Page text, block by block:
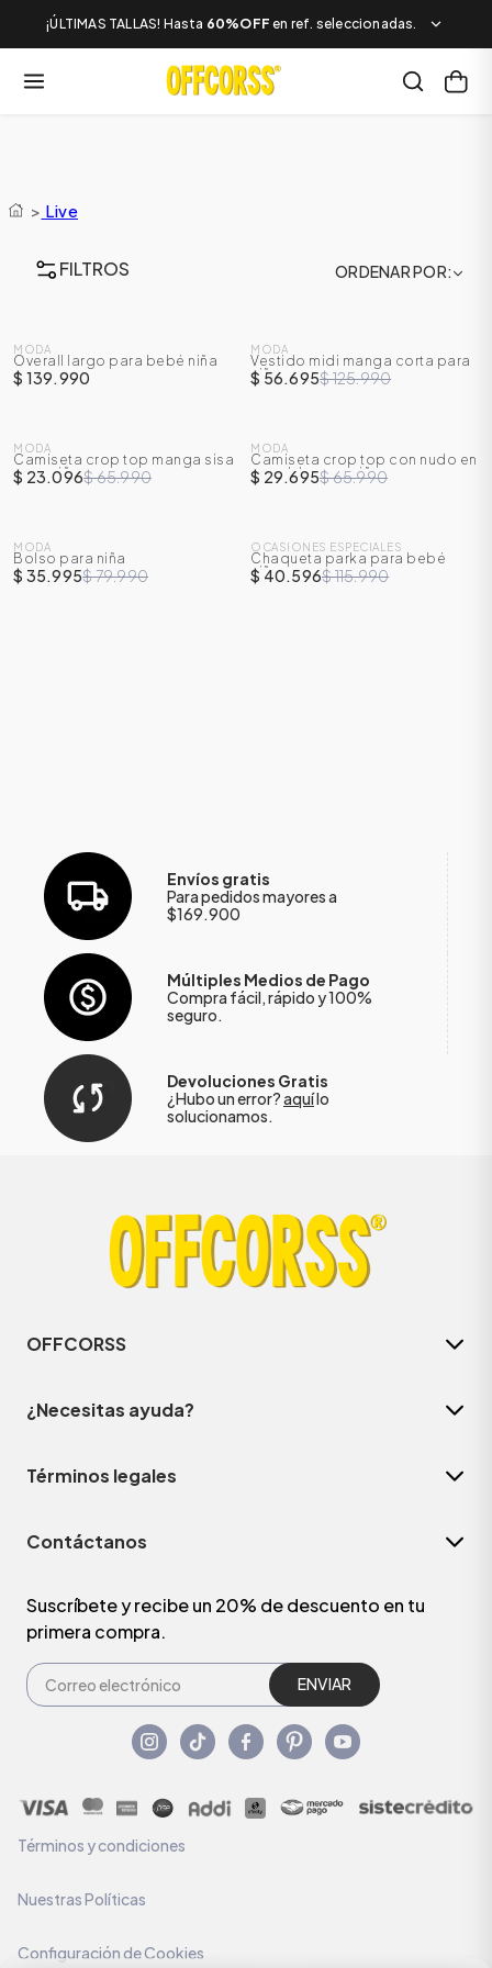
¡ÚLTIMAS TALLAS! Hasta 60%OFF en ref. seleccionadas.
> Live
FILTROS ORDENAR POR
MODA
Overall largo para bebé niña
$ 139.990
-55%
MODA
Vestido midi manga corta para
niña
$ 56.695$ 125.990
-65%
MODA
Camiseta crop top manga sisa
para niña
$ 23.096$ 65.990
-55%
MODA
Camiseta crop top con nudo en
espalda para niña
$ 29.695$ 65.990
-55%
MODA
Bolso para niña
$ 35.995$ 79.990
-65%
OCASIONES ESPECIALES
Chaqueta parka para bebé
niño
$ 40.596$ 115.990
Envíos gratis
Para pedidos mayores a
$169.900
Múltiples Medios de Pago
Compra fácil, rápido y 100%
seguro.
Devoluciones Gratis
¿Hubo un error?aquílo
solucionamos.
OFFCORSS
¿Necesitas ayuda?
Términos legales
Contáctanos
Suscríbete y recibe un 20% de descuento en tu
primera compra.
ENVIAR
Términos y condiciones
Nuestras Políticas
Configuración de Cookies